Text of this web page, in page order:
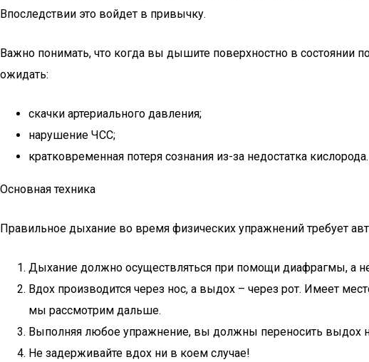
Впоследствии это войдет в привычку.
Важно понимать, что когда вы дышите поверхностно в состоянии
ожидать:
скачки артериального давления;
нарушение ЧСС;
кратковременная потеря сознания из-за недостатка кислорода.
Основная техника
Правильное дыхание во время физических упражнений требует
Дыхание должно осуществляться при помощи диафрагмы, а
Вдох производится через нос, а выдох – через рот. Имеет
мы рассмотрим дальше.
Выполняя любое упражнение, вы должны переносить выдох
Не задерживайте вдох ни в коем случае!